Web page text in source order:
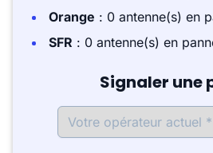
Orange : 0 antenne(s) en
SFR : 0 antenne(s) en
Signaler une